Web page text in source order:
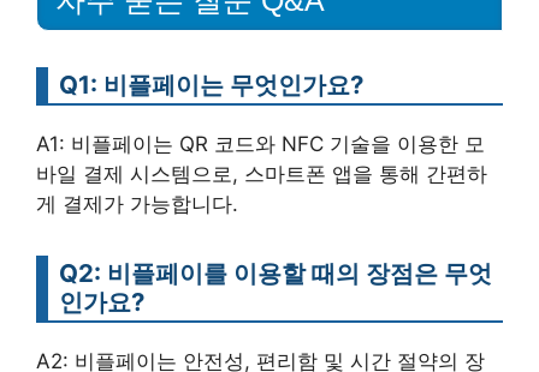
Q1: 비플페이는 무엇인가요?
A1: 비플페이는 QR 코드와 NFC 기술을 이용한 모
바일 결제 시스템으로, 스마트폰 앱을 통해 간편하
게 결제가 가능합니다.
Q2: 비플페이를 이용할 때의 장점은 무엇
인가요?
A2: 비플페이는 안전성, 편리함 및 시간 절약의 장